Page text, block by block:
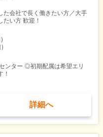
た会社で長く働きたい方／大手
い方 歓迎！
ンター ◎初期配属は希望エリ
！
詳細へ